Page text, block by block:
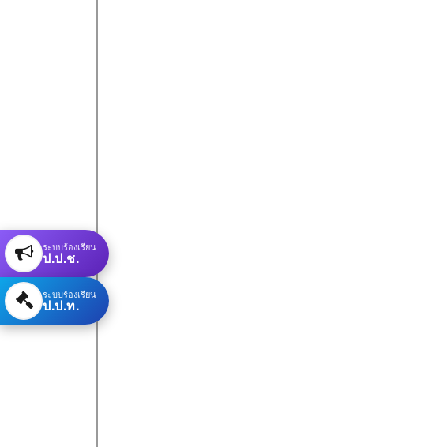
ระบบร้องเรียน
ป.ป.ช.
ระบบร้องเรียน
ป.ป.ท.